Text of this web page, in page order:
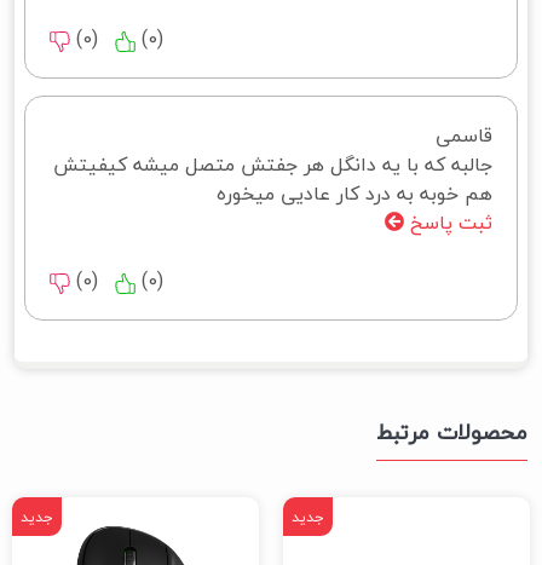
(
0
) (
0
)
قاسمی
جالبه که با یه دانگل هر جفتش متصل میشه کیفیتش
هم خوبه به درد کار عادیی میخوره
ثبت پاسخ
(
0
) (
0
)
محصولات مرتبط
جدید جدید